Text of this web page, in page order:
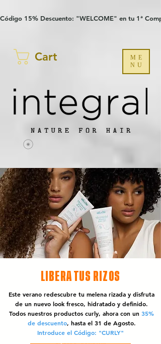
Código 15% Descuento: "WELCOME" en tu 1ª
Cart
ME
NU
LIBERA TUS RIZOS
Este verano redescubre tu melena rizada y disfruta
de un nuevo look fresco, hidratado y definido.
Todos nuestros productos curly, ahora con un 35%
de descuento, hasta el 31 de Agosto.
Introduce el Código: "CURLY"